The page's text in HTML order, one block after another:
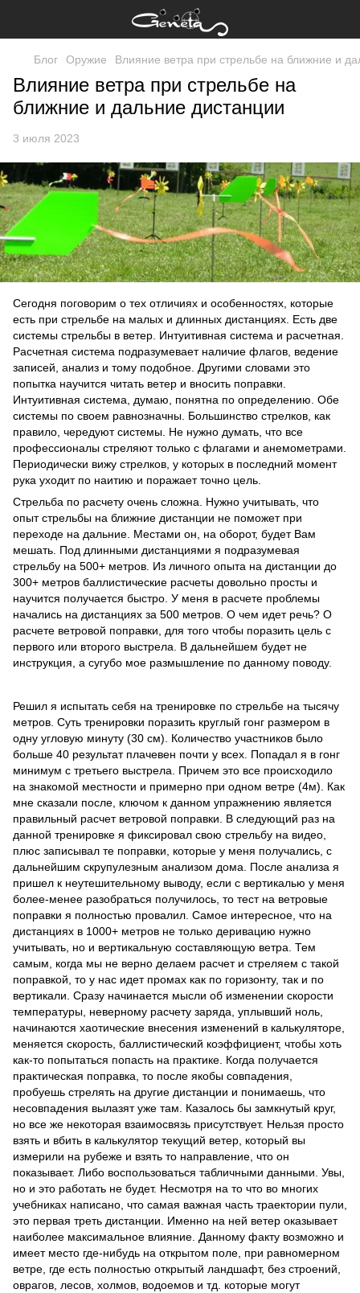
Блог Оружие Влияние ветра при стрельбе на ближние и
Влияние ветра при стрельбе на
ближние и дальние дистанции
3 июля 2023
Сегодня поговорим о тех отличиях и особенностях, которые
есть при стрельбе на малых и длинных дистанциях. Есть две
системы стрельбы в ветер. Интуитивная система и расчетная.
Расчетная система подразумевает наличие флагов, ведение
записей, анализ и тому подобное. Другими словами это
попытка научится читать ветер и вносить поправки.
Интуитивная система, думаю, понятна по определению. Обе
системы по своем равнозначны. Большинство стрелков, как
правило, чередуют системы. Не нужно думать, что все
профессионалы стреляют только с флагами и анемометрами.
Периодически вижу стрелков, у которых в последний момент
рука уходит по наитию и поражает точно цель.
Стрельба по расчету очень сложна. Нужно учитывать, что
опыт стрельбы на ближние дистанции не поможет при
переходе на дальние. Местами он, на оборот, будет Вам
мешать. Под длинными дистанциями я подразумевая
стрельбу на 500+ метров. Из личного опыта на дистанции до
300+ метров баллистические расчеты довольно просты и
научится получается быстро. У меня в расчете проблемы
начались на дистанциях за 500 метров. О чем идет речь? О
расчете ветровой поправки, для того чтобы поразить цель с
первого или второго выстрела. В дальнейшем будет не
инструкция, а сугубо мое размышление по данному поводу.
Решил я испытать себя на тренировке по стрельбе на тысячу
метров. Суть тренировки поразить круглый гонг размером в
одну угловую минуту (30 см). Количество участников было
больше 40 результат плачевен почти у всех. Попадал я в гонг
минимум с третьего выстрела. Причем это все происходило
на знакомой местности и примерно при одном ветре (4м). Как
мне сказали после, ключом к данном упражнению является
правильный расчет ветровой поправки. В следующий раз на
данной тренировке я фиксировал свою стрельбу на видео,
плюс записывал те поправки, которые у меня получались, с
дальнейшим скрупулезным анализом дома. После анализа я
пришел к неутешительному выводу, если с вертикалью у меня
более-менее разобраться получилось, то тест на ветровые
поправки я полностью провалил. Самое интересное, что на
дистанциях в 1000+ метров не только деривацию нужно
учитывать, но и вертикальную составляющую ветра. Тем
самым, когда мы не верно делаем расчет и стреляем с такой
поправкой, то у нас идет промах как по горизонту, так и по
вертикали. Сразу начинается мысли об изменении скорости
температуры, неверному расчету заряда, уплывший ноль,
начинаются хаотические внесения изменений в калькуляторе,
меняется скорость, баллистический коэффициент, чтобы хоть
как-то попытаться попасть на практике. Когда получается
практическая поправка, то после якобы совпадения,
пробуешь стрелять на другие дистанции и понимаешь, что
несовпадения вылазят уже там. Казалось бы замкнутый круг,
но все же некоторая взаимосвязь присутствует. Нельзя просто
взять и вбить в калькулятор текущий ветер, который вы
измерили на рубеже и взять то направление, что он
показывает. Либо воспользоваться табличными данными. Увы,
но и это работать не будет. Несмотря на то что во многих
учебниках написано, что самая важная часть траектории пули,
это первая треть дистанции. Именно на ней ветер оказывает
наиболее максимальное влияние. Данному факту возможно и
имеет место где-нибудь на открытом поле, при равномерном
ветре, где есть полностью открытый ландшафт, без строений,
оврагов, лесов, холмов, водоемов и тд. которые могут